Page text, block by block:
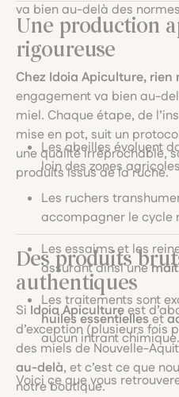
va bien au-delà des
Une production
rigoureuse
Chez Idoia Apiculture, rien
engagement va bien au-
miel. Chaque étape, de
mise en pot, suit un
une qualité irréprochable,
produits issus de la ruche.
Les abeilles évoluent
loin des zones
Les ruchers
accompagner le cycle
Les essaims et les
assurant ainsi une
Les traitements sont
huiles essentielleset
aucun intrant chimique.
Des produits
authentiques
Si Idoia Apicultureest
d’exception (plusieurs fois
des miels de Nouvelle-
au-delà, et c’est ce que
notre boutique.
Voici ce que vous